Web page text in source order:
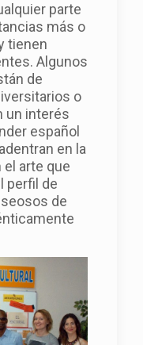
parte
más o
tienen
Algunos
de
o
un interés
español
en la
el arte que
perfil de
de